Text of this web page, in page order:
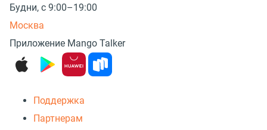
Будни, с 9:00–19:00
Москва
Приложение Mango Talker
Поддержка
Партнерам